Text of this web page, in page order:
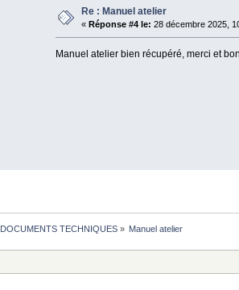
Re : Manuel atelier
« Réponse #4 le: 28 décembre 2025,
Manuel atelier bien récupéré, merci et
DOCUMENTS TECHNIQUES» Manuel atelier